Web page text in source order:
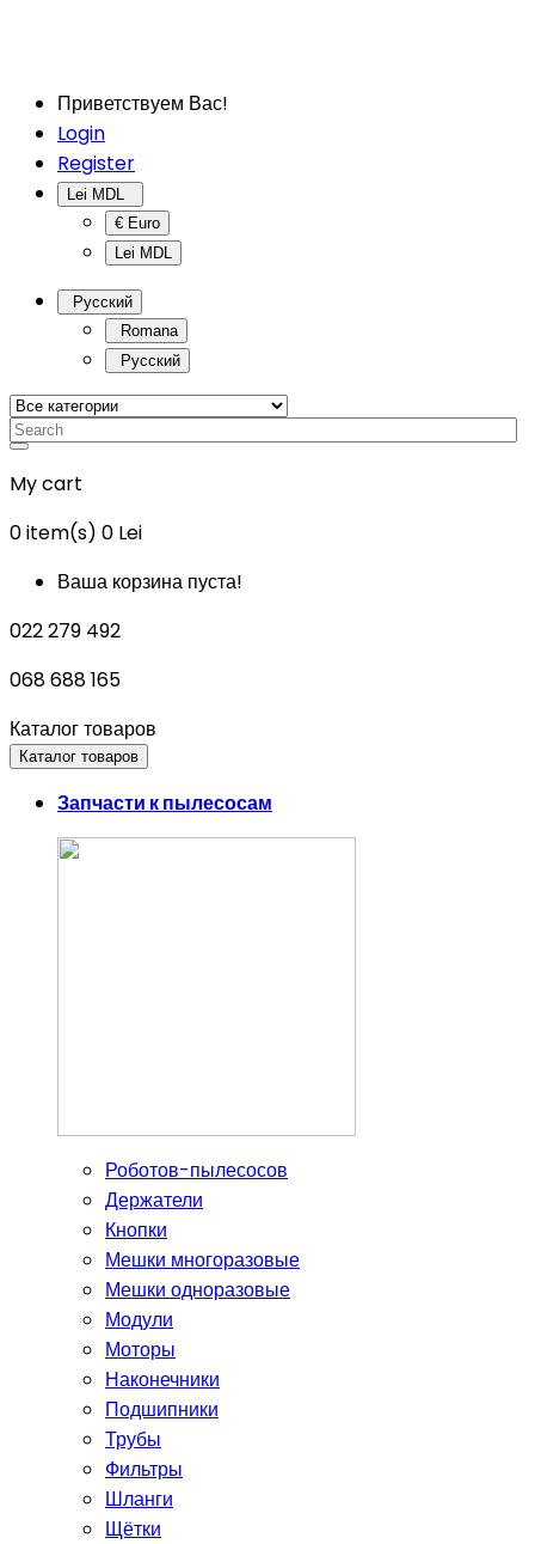
Приветствуем Вас!
Login
Register
€ Euro
Lei MDL
Русский
Romana
Русский
My cart
0item(s) 0 Lei
Ваша корзина пуста!
022 279 492
068 688 165
Каталог товаров
Каталог товаров
Запчасти к пылесосам
Роботов-пылесосов
Держатели
Кнопки
Мешки многоразовые
Мешки одноразовые
Модули
Моторы
Наконечники
Подшипники
Трубы
Фильтры
Шланги
Щётки